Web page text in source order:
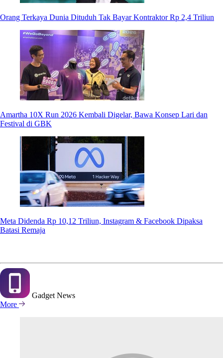
Orang Terkaya Dunia Dituduh Tak Bayar Kontraktor Rp 2,4 Triliun
Amartha 10X Run 2026 Kembali Digelar, Bawa Konsep Lari dan
Festival di GBK
Meta Didenda Rp 10,12 Triliun, Instagram & Facebook Dipaksa
Batasi Remaja
GadgetNews
More